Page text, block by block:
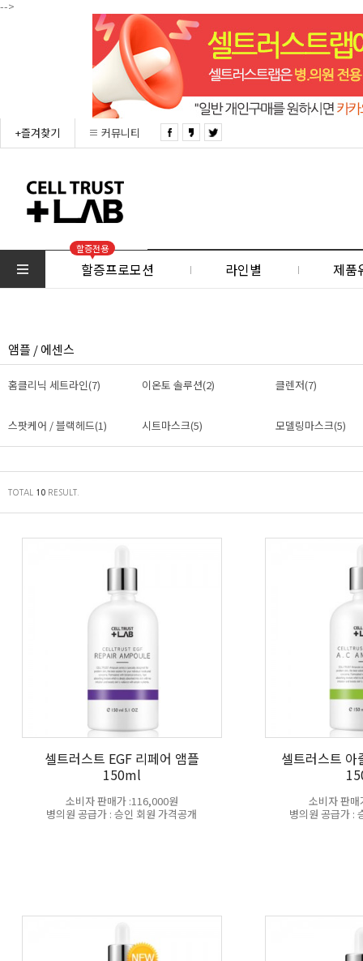
-->
+즐겨찾기 커뮤니티
할증전용
할증프로모션 라인별 제품
앰플 / 에센스
홈클리닉 세트라인(7) 이온토 솔루션(2) 클렌저(7)
스팟케어 / 블랙헤드(1) 시트마스크(5) 모델링마스크(5)
TOTAL 10 RESULT.
셀트러스트 EGF 리페어 앰플
150ml
소비자 판매가 :116,000원
병의원 공급가 : 승인 회원 가격공개
셀트러스트 아
소비자 판
병의원 공급가 :